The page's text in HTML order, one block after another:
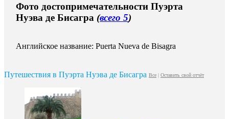
Фото достопримечательности Пуэрта
Нуэва де Бисагра (всего 5)
Английское название: Puerta Nueva de Bisagra
Путешествия в Пуэрта Нуэва де Бисагра Все | Оставить свой отчёт